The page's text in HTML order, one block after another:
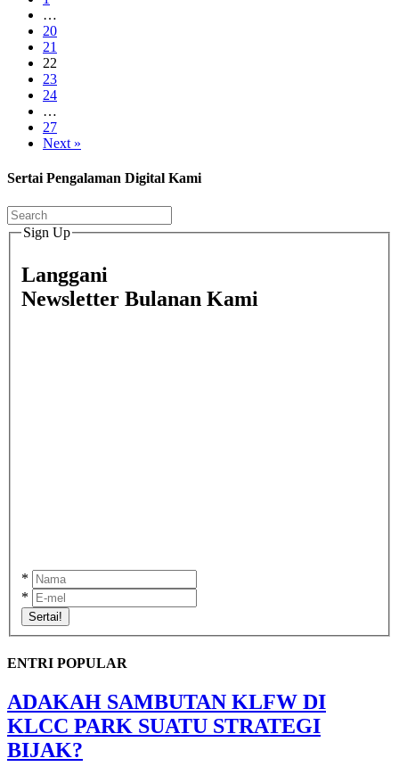
…
20
21
22
23
24
…
27
Next »
Sertai Pengalaman Digital Kami
Sign Up
Langgani
Newsletter Bulanan Kami
*
*
Sertai!
ENTRI POPULAR
ADAKAH SAMBUTAN KLFW DI
KLCC PARK SUATU STRATEGI
BIJAK?